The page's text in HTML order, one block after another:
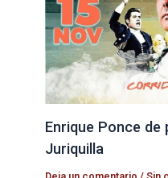
Enrique Ponce de
Juriquilla